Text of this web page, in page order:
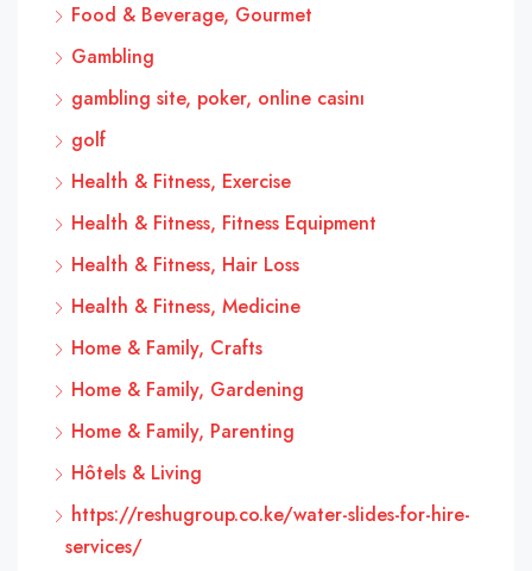
Food & Beverage, Gourmet
Gambling
gambling site, poker, online casinı
golf
Health & Fitness, Exercise
Health & Fitness, Fitness Equipment
Health & Fitness, Hair Loss
Health & Fitness, Medicine
Home & Family, Crafts
Home & Family, Gardening
Home & Family, Parenting
Hôtels & Living
https://reshugroup.co.ke/water-slides-for-hire-
services/